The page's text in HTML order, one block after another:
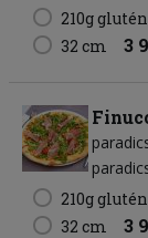
210g
32 cm 3
210g
32 cm 3